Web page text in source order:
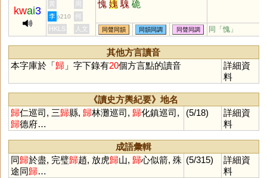
放虎歸山,滿載
而歸,反璞歸真
kwai3
黃 周 愧 媿 騩 硊
李 p210
何
HKLS
人文 同聲同韻 同韻同調 同聲同調 同「愧 」
其他方言讀音
本字庫於「歸」字下錄有20個方言點的讀音
詳細資
料
《讀史方輿紀要》地名
歸仁巡司, 三歸縣, 歸林灘巡司, 歸化鎮巡司,
歸德府…
(5/18)
詳細資
料
成語彙輯
同歸於盡, 完璧歸趙, 放虎歸山, 歸心似箭, 殊
途同歸…
(5/315)
詳細資
料